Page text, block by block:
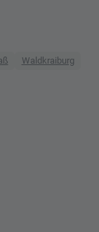
Waldkraiburg